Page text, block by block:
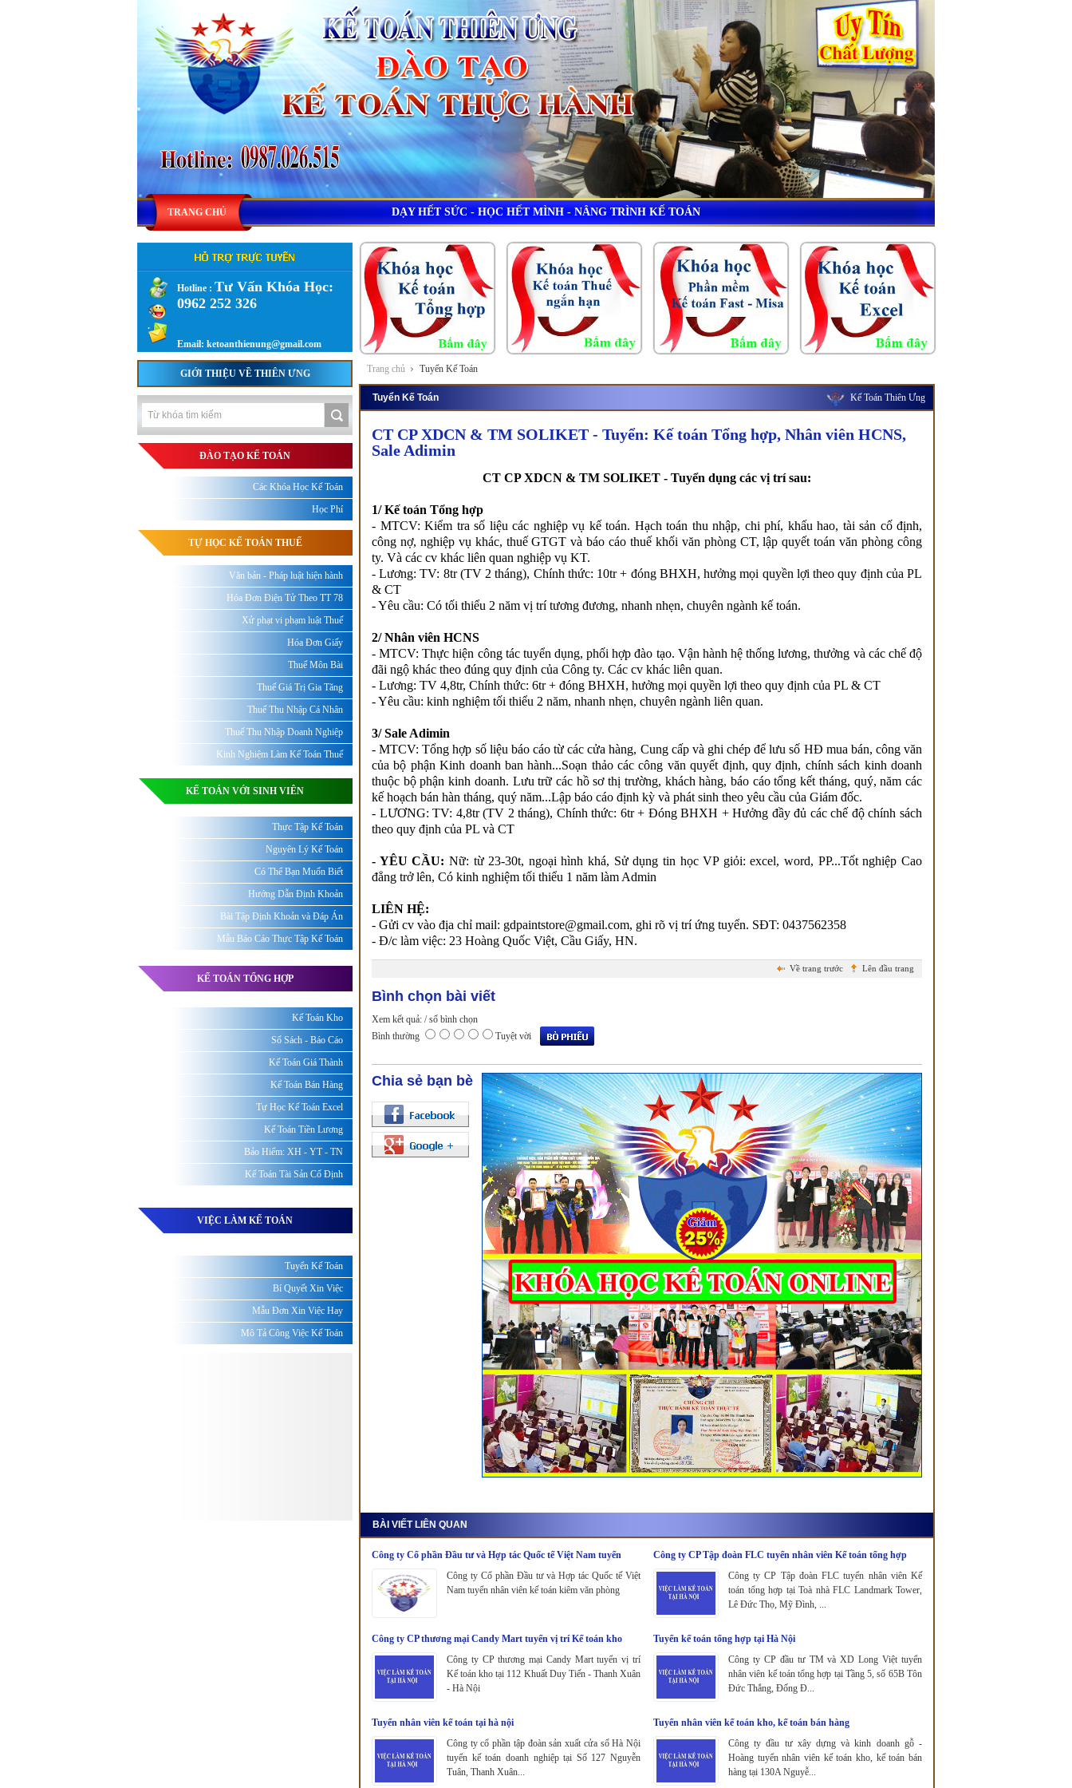
DẠY HẾT SỨC - HỌC HẾT MÌNH - NÂNG TRÌNH KẾ TOÁN
TRANG CHỦ
Trang chủ Tuyển Kế Toán
Tuyển Kế Toán Kế Toán Thiên Ưng
CT CP XDCN & TM SOLIKET - Tuyển: Kế toán Tổng hợp, Nhân viên HCNS,
Sale Adimin
CT CP XDCN & TM SOLIKET - Tuyển dụng các vị trí sau:
1/ Kế toán Tổng hợp
- MTCV: Kiểm tra số liệu các nghiệp vụ kế toán. Hạch toán thu nhập, chi phí, khấu hao, tài sản cố định,
công nợ, nghiệp vụ khác, thuế GTGT và báo cáo thuế khối văn phòng CT, lập quyết toán văn phòng công
ty. Và các cv khác liên quan nghiệp vụ KT.
- Lương: TV: 8tr (TV 2 tháng), Chính thức: 10tr + đóng BHXH, hưởng mọi quyền lợi theo quy định của PL
& CT
- Yêu cầu: Có tối thiểu 2 năm vị trí tương đương, nhanh nhẹn, chuyên ngành kế toán.
2/ Nhân viên HCNS
- MTCV: Thực hiện công tác tuyển dụng, phối hợp đào tạo. Vận hành hệ thống lương, thưởng và các chế độ
đãi ngộ khác theo đúng quy định của Công ty. Các cv khác liên quan.
- Lương: TV 4,8tr, Chính thức: 6tr + đóng BHXH, hưởng mọi quyền lợi theo quy định của PL & CT
- Yêu cầu: kinh nghiệm tối thiểu 2 năm, nhanh nhẹn, chuyên ngành liên quan.
3/ Sale Adimin
- MTCV: Tổng hợp số liệu báo cáo từ các cửa hàng, Cung cấp và ghi chép để lưu số HĐ mua bán, công văn
của bộ phận Kinh doanh ban hành...Soạn thảo các công văn quyết định, quy định, chính sách kinh doanh
thuộc bộ phận kinh doanh. Lưu trữ các hồ sơ thị trường, khách hàng, báo cáo tổng kết tháng, quý, năm các
kế hoạch bán hàn tháng, quý năm...Lập báo cáo định kỳ và phát sinh theo yêu cầu của Giám đốc.
- LƯƠNG: TV: 4,8tr (TV 2 tháng), Chính thức: 6tr + Đóng BHXH + Hưởng đầy đủ các chế độ chính sách
theo quy định của PL và CT
- YÊU CẦU: Nữ: từ 23-30t, ngoại hình khá, Sử dụng tin học VP giỏi: excel, word, PP...Tốt nghiệp Cao
đẳng trở lên, Có kinh nghiệm tối thiểu 1 năm làm Admin
LIÊN HỆ:
- Gửi cv vào địa chỉ mail: gdpaintstore@gmail.com, ghi rõ vị trí ứng tuyển. SĐT: 0437562358
- Đ/c làm việc: 23 Hoàng Quốc Việt, Cầu Giấy, HN.
Lên đầu trang
Về trang trước
Bình chọn bài viết
Xem kết quả: / số bình chọn
Bình thường
Tuyệt vời
Chia sẻ bạn bè
BÀI VIẾT LIÊN QUAN
Công ty Cổ phần Đầu tư và Hợp tác Quốc tế Việt Nam tuyển
Công ty Cổ phần Đầu tư và Hợp tác Quốc tế Việt
Nam tuyển nhân viên kế toán kiêm văn phòng
Công ty CP Tập đoàn FLC tuyển nhân viên Kế toán tổng hợp
Công ty CP Tập đoàn FLC tuyển nhân viên Kế
toán tổng hợp tại Toà nhà FLC Landmark Tower,
Lê Đức Thọ, Mỹ Đình, ...
Công ty CP thương mại Candy Mart tuyển vị trí Kế toán kho
Công ty CP thương mại Candy Mart tuyển vị trí
Kế toán kho tại 112 Khuất Duy Tiến - Thanh Xuân
- Hà Nội
Tuyển kế toán tổng hợp tại Hà Nội
Công ty CP đầu tư TM và XD Long Việt tuyển
nhân viên kế toán tổng hợp tại Tầng 5, số 65B Tôn
Đức Thắng, Đống Đ...
Tuyển nhân viên kế toán tại hà nội
Công ty cổ phần tập đoàn sản xuất cửa sổ Hà Nội
tuyển kế toán doanh nghiệp tại Số 127 Nguyễn
Tuân, Thanh Xuân...
Tuyển nhân viên kế toán kho, kế toán bán hàng
Công ty đầu tư xây dựng và kinh doanh gỗ -
Hoàng tuyển nhân viên kế toán kho, kế toán bán
hàng tại 130A Nguyễ...
Hotline : Tư Vấn Khóa Học:
0962 252 326
.
Email: ketoanthienung@gmail.com
GIỚI THIỆU VỀ THIÊN ƯNG
ĐÀO TẠO KẾ TOÁN
Các Khóa Học Kế Toán
Học Phí
TỰ HỌC KẾ TOÁN THUẾ
Văn bản - Pháp luật hiện hành
Hóa Đơn Điện Tử Theo TT 78
Xử phạt vi phạm luật Thuế
Hóa Đơn Giấy
Thuế Môn Bài
Thuế Giá Trị Gia Tăng
Thuế Thu Nhập Cá Nhân
Thuế Thu Nhập Doanh Nghiệp
Kinh Nghiệm Làm Kế Toán Thuế
KẾ TOÁN VỚI SINH VIÊN
Thực Tập Kế Toán
Nguyên Lý Kế Toán
Có Thể Bạn Muốn Biết
Hướng Dẫn Định Khoản
Bài Tập Định Khoản và Đáp Án
Mẫu Báo Cáo Thực Tập Kế Toán
KẾ TOÁN TỔNG HỢP
Kế Toán Kho
Sổ Sách - Báo Cáo
Kế Toán Giá Thành
Kế Toán Bán Hàng
Tự Học Kế Toán Excel
Kế Toán Tiền Lương
Bảo Hiểm: XH - YT - TN
Kế Toán Tài Sản Cố Định
VIỆC LÀM KẾ TOÁN
Tuyển Kế Toán
Bí Quyết Xin Việc
Mẫu Đơn Xin Việc Hay
Mô Tả Công Việc Kế Toán